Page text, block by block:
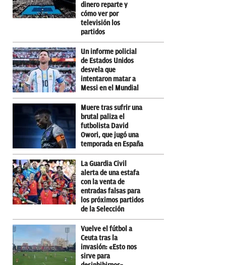
dinero reparte y
cómo ver por
televisión los
partidos
Un informe policial
de Estados Unidos
desvela que
intentaron matar a
Messi en el Mundial
Muere tras sufrir una
brutal paliza el
futbolista David
Owori, que jugó una
temporada en España
La Guardia Civil
alerta de una estafa
con la venta de
entradas falsas para
los próximos partidos
de la Selección
Vuelve el fútbol a
Ceuta tras la
invasión: «Esto nos
sirve para